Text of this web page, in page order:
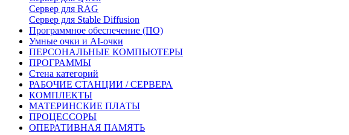
Сервер для RAG
Сервер для Stable Diffusion
Программное обеспечение (ПО)
Умные очки и AI-очки
ПЕРСОНАЛЬНЫЕ КОМПЬЮТЕРЫ
ПРОГРАММЫ
Стена категорий
РАБОЧИЕ СТАНЦИИ / СЕРВЕРА
КОМПЛЕКТЫ
МАТЕРИНСКИЕ ПЛАТЫ
ПРОЦЕССОРЫ
ОПЕРАТИВНАЯ ПАМЯТЬ